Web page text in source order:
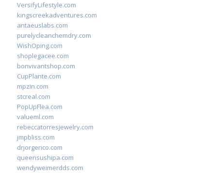
VersifyLifestyle.com
kingscreekadventures.com
antaeuslabs.com
purelycleanchemdry.com
WishOping.com
shoplegacee.com
bonvivantshop.com
CupPlante.com
mpzin.com
stcreal.com
PopUpFlea.com
valueml.com
rebeccatorresjewelry.com
jmpbliss.com
drjorgerico.com
queensushipa.com
wendyweimerdds.com